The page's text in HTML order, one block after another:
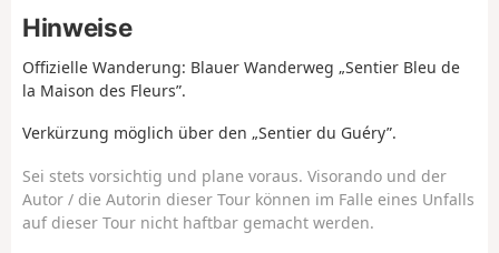
Hinweise
Offizielle Wanderung: Blauer Wanderweg „Sentier Bleu de
la Maison des Fleurs”.
Verkürzung möglich über den „Sentier du Guéry”.
Sei stets vorsichtig und plane voraus. Visorando und der
Autor / die Autorin dieser Tour können im Falle eines Unfalls
auf dieser Tour nicht haftbar gemacht werden.